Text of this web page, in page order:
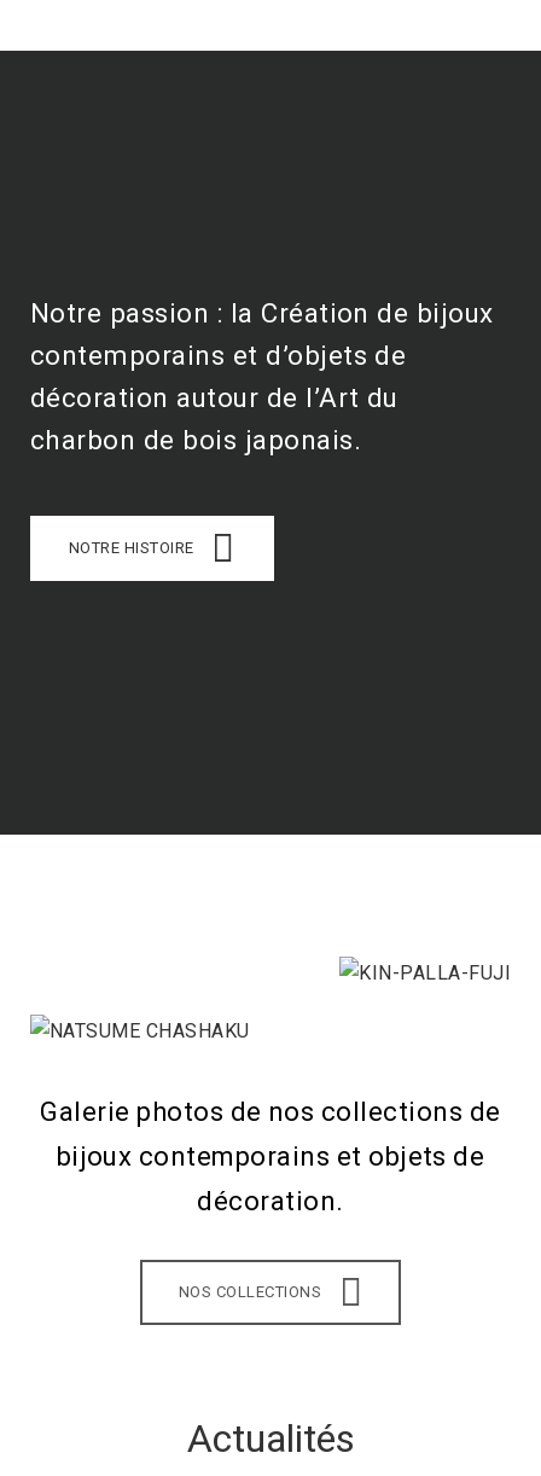
Notre passion : la Création de bijoux
contemporains et d’objets de
décoration autour de l’Art du
charbon de bois japonais.
NOTRE HISTOIRE
Galerie photos de nos collections de
bijoux contemporains et objets de
décoration.
NOS COLLECTIONS
Actualités